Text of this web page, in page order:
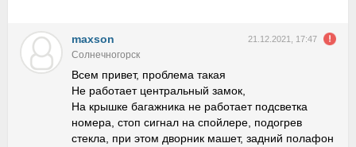
maxson 21.12.2021, 17:47
Солнечногорск
Всем привет, проблема такая
Не работает центральный замок,
На крышке багажника не работает подсветка
номера, стоп сигнал на спойлере, подогрев
стекла, при этом дворник машет, задний полафон